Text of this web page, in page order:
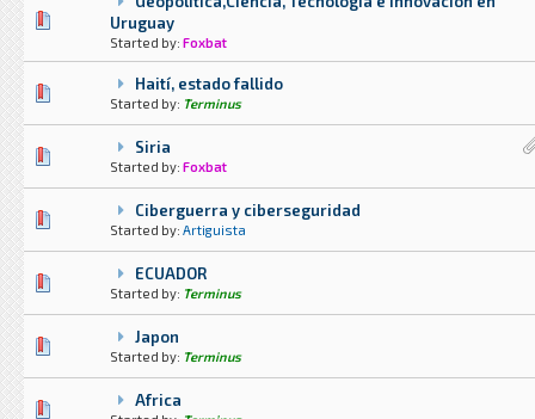
Uruguay
Started by: Foxbat
0 voto(s) - Media 0 de 5
1 2345
Haití, estado fallido
Started by: Terminus
0 voto(s) - Media 0 de 5
2345
Siria
Started by: Foxbat
0 voto(s) - Media 0 de 5
23 45
Ciberguerra y ciberseguridad
Started by: Artiguista
0 voto(s) - Media 0 de 5
2345
ECUADOR
Started by: Terminus
0 voto(s) - Media 0 de 5
2345
Japon
Started by: Terminus
3 voto(s) - Media 2.33 de 5
2345
Africa
0 voto(s) - Media 0 de 5
23 45